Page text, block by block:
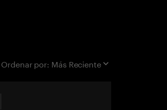
Ordenar por: Más Reciente